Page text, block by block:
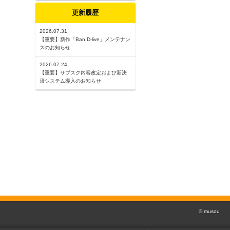
更新履歴
2026.07.31
【重要】新作「Ban D-live」メンテナン
スのお知らせ
2026.07.24
【重要】サブスク内容改定および新決
済システム導入のお知らせ
© musou